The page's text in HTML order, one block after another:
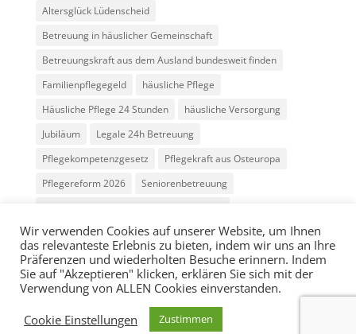
Altersglück Lüdenscheid
Betreuung in häuslicher Gemeinschaft
Betreuungskraft aus dem Ausland bundesweit finden
Familienpflegegeld
häusliche Pflege
Häusliche Pflege 24 Stunden
häusliche Versorgung
Jubiläum
Legale 24h Betreuung
Pflegekompetenzgesetz
Pflegekraft aus Osteuropa
Pflegereform 2026
Seniorenbetreuung
Vermittlung Betreuungskräfte Osteuropa
© Altersglück 24h Betreuung |
Wir verwenden Cookies auf unserer Website, um Ihnen
das relevanteste Erlebnis zu bieten, indem wir uns an Ihre
Präferenzen und wiederholten Besuche erinnern. Indem
Sie auf "Akzeptieren" klicken, erklären Sie sich mit der
Verwendung von ALLEN Cookies einverstanden.
Cookie Einstellungen
Zustimmen